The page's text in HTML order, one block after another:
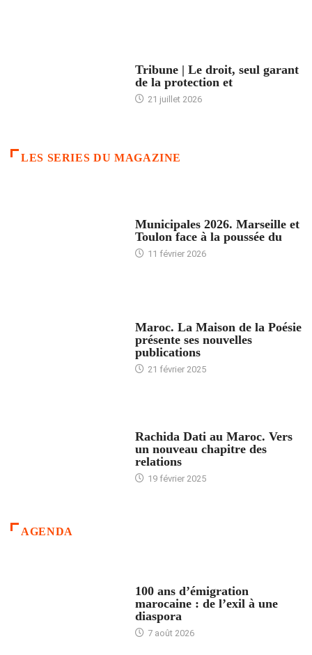
Tribune | Le droit, seul garant
de la protection et
21 juillet 2026
LES SERIES DU MAGAZINE
Municipales 2026. Marseille et
Toulon face à la poussée du
11 février 2026
Maroc. La Maison de la Poésie
présente ses nouvelles
publications
21 février 2025
Rachida Dati au Maroc. Vers
un nouveau chapitre des
relations
19 février 2025
AGENDA
100 ans d’émigration
marocaine : de l’exil à une
diaspora
7 août 2026